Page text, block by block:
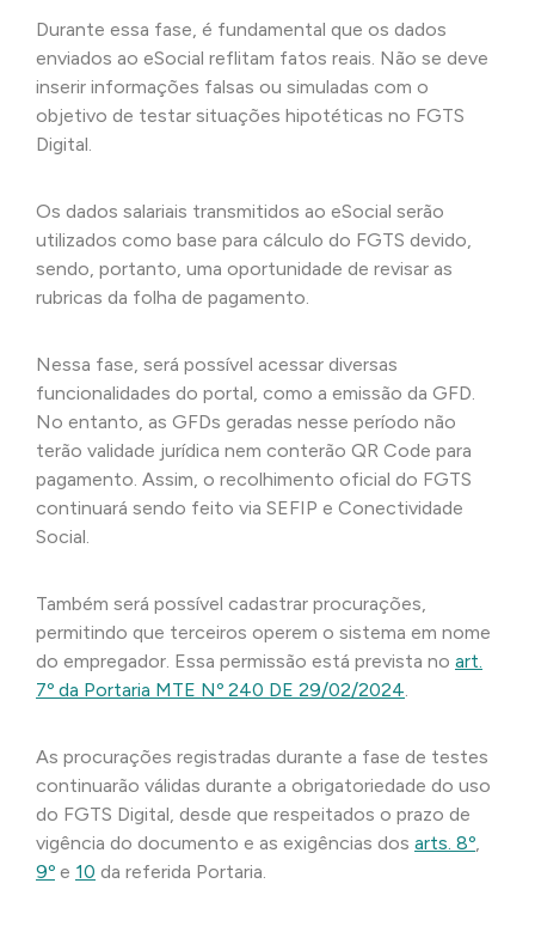
Durante essa fase, é fundamental que os dados
enviados ao eSocial reflitam fatos reais. Não se deve
inserir informações falsas ou simuladas com o
objetivo de testar situações hipotéticas no FGTS
Digital.
Os dados salariais transmitidos ao eSocial serão
utilizados como base para cálculo do FGTS devido,
sendo, portanto, uma oportunidade de revisar as
rubricas da folha de pagamento.
Nessa fase, será possível acessar diversas
funcionalidades do portal, como a emissão da GFD.
No entanto, as GFDs geradas nesse período não
terão validade jurídica nem conterão QR Code para
pagamento. Assim, o recolhimento oficial do FGTS
continuará sendo feito via SEFIP e Conectividade
Social.
Também será possível cadastrar procurações,
permitindo que terceiros operem o sistema em nome
do empregador. Essa permissão está prevista no art.
7º da Portaria MTE Nº 240 DE 29/02/2024.
As procurações registradas durante a fase de testes
continuarão válidas durante a obrigatoriedade do uso
do FGTS Digital, desde que respeitados o prazo de
vigência do documento e as exigências dos arts. 8º,
9º e 10 da referida Portaria.